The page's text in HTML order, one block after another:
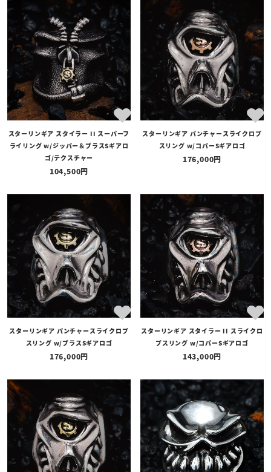
スターリンギア スタイラー II スーパーフ
ライリング w/ジッパー＆ブラスSギアロ
ゴ/テクスチャー
104,500
スターリンギア パンチャースライクロプ
スリング w/コパーSギアロゴ
176,000
スターリンギア パンチャースライクロプ
スリング w/ブラスSギアロゴ
176,000
スターリンギア スタイラー II スライクロ
プスリング w/コパーSギアロゴ
143,000